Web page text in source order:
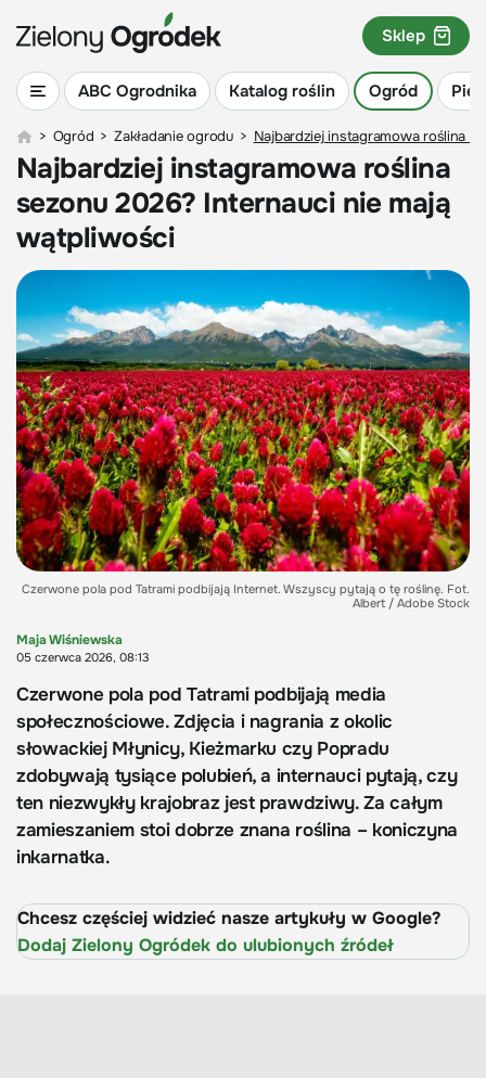
ABC Ogrodnika Katalog roślin Ogród
Sklep
> Ogród > Zakładanie ogrodu > Najbardziej instagramowa roślina
Najbardziej instagramowa roślina
sezonu 2026? Internauci nie mają
wątpliwości
Czerwone pola pod Tatrami podbijają Internet. Wszyscy pytają o tę roślinę. Fot.
Albert / Adobe Stock
Maja Wiśniewska
05 czerwca 2026, 08:13
Czerwone pola pod Tatrami podbijają media
społecznościowe. Zdjęcia i nagrania z okolic
słowackiej Młynicy, Kieżmarku czy Popradu
zdobywają tysiące polubień, a internauci pytają, czy
ten niezwykły krajobraz jest prawdziwy. Za całym
zamieszaniem stoi dobrze znana roślina – koniczyna
inkarnatka.
Chcesz częściej widzieć nasze artykuły w Google?
Dodaj Zielony Ogródek do ulubionych źródeł